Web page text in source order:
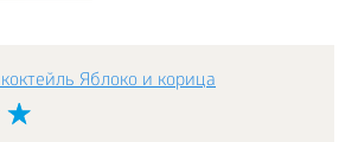
Яблоко и корица